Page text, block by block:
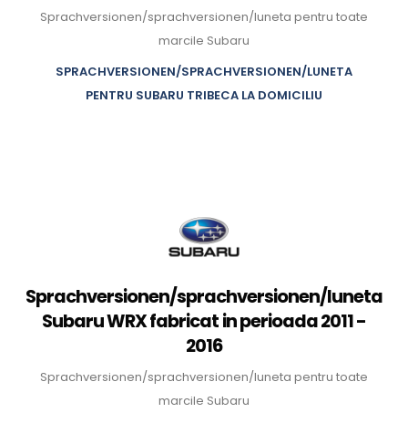
Sprachversionen/sprachversionen/luneta pentru toate
marcile Subaru
SPRACHVERSIONEN/SPRACHVERSIONEN/LUNETA
PENTRU SUBARU TRIBECA LA DOMICILIU
Sprachversionen/sprachversionen/luneta
Subaru WRX fabricat in perioada 2011 -
2016
Sprachversionen/sprachversionen/luneta pentru toate
marcile Subaru